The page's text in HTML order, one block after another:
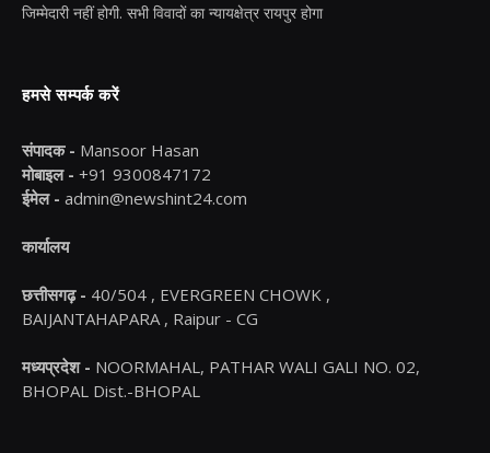
जिम्मेदारी नहीं होगी. सभी विवादों का न्यायक्षेत्र रायपुर होगा
हमसे सम्पर्क करें
संपादक - Mansoor Hasan
मोबाइल - +91 9300847172
ईमेल - admin@newshint24.com
कार्यालय
छत्तीसगढ़ - 40/504 , EVERGREEN CHOWK ,
BAIJANTAHAPARA , Raipur - CG
मध्यप्रदेश - NOORMAHAL, PATHAR WALI GALI NO. 02,
BHOPAL Dist.-BHOPAL